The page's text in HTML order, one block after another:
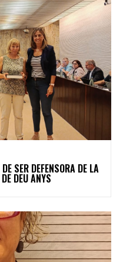
SER DEFENSORA DE LA
DEU ANYS